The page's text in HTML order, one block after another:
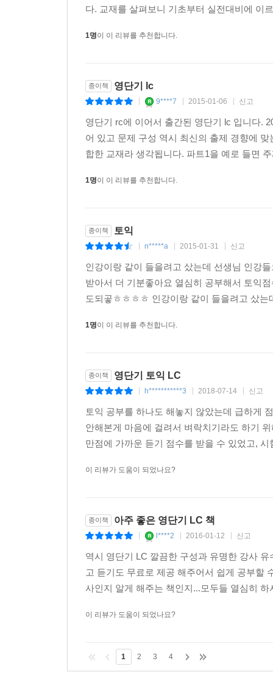
다. 교재를 살펴보니 기초부터 실전대비에 이
1명이 이 리뷰를 추천합니다.
종이책 영단기 lc
9****7 2015-01-06 신고
영단기 rc에 이어서 출간된 영단기 lc 입니다.
어 있고 문제 구성 역시 최신의 출제 경향에
합한 교재라 생각됩니다. 파트1을 예로 들면
1명이 이 리뷰를 추천합니다.
종이책 토익
n*****a 2015-01-31 신고
인강이랑 같이 들을려고 샀는데 선생님 인강
받아서 더 기분좋아요 열심히 공부해서 토익
도되곻ㅎㅎㅎㅎ 인강이랑 같이 들을려고 샀
1명이 이 리뷰를 추천합니다.
종이책 영단기 토익 LC
h***********3 2018-07-14 신고
토익 공부를 하나도 해놓지 않았는데 급하게
안해본게 마음에 걸려서 벼락치기라도 하기
만점에 가까운 듣기 점수를 받을 수 있었고,
이 리뷰가 도움이 되었나요?
종이책 아주 좋은 영단기 LC 책
l****2 2016-01-12 신고
역시 영단기 LC 깔끔한 구성과 유명한 강사
고 듣기도 무료로 제공 해주어서 쉽게 공부할
사인지 알게 해주는 책인지...모두들 열심히
이 리뷰가 도움이 되었나요?
1 2 3 4